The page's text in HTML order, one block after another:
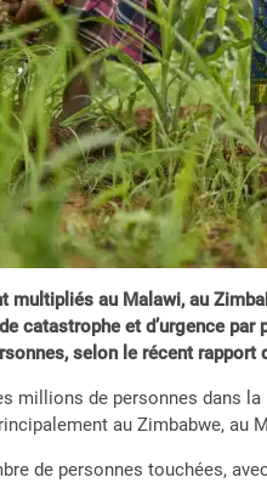
multipliés au Malawi, au
catastrophe et d’urgence
selon le récent rapport
millions de personnes dans
au Zimbabwe, au
de personnes touchées,